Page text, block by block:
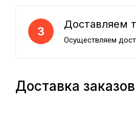
3
Доставляем
Осуществляем
Доставка заказов